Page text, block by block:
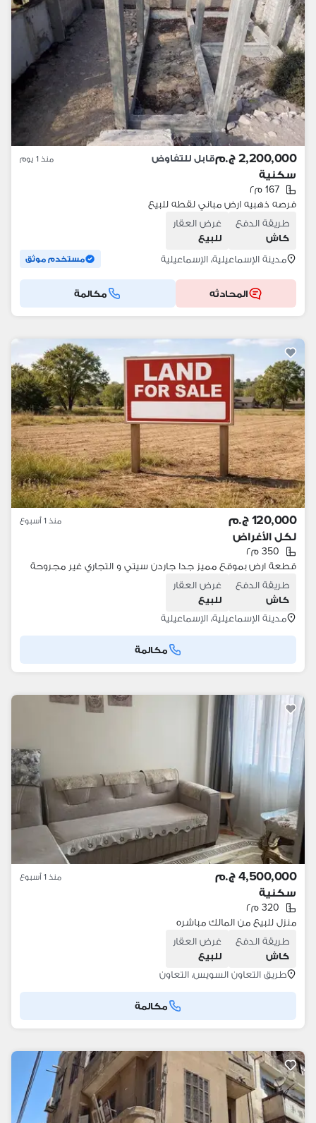
2,200,000 ج.م قابل للتفاوض منذ 1 يوم
سكنية
167 م٢
فرصه ذهبيه ارض مباني لقطه للبيع
طريقة الدفع
كاش
غرض العقار
للبيع
مدينة الإسماعيلية، الإسماعيلية
مستخدم موثق
المحادثه مكالمة
120,000 ج.م منذ 1 أسبوع
لكل الأغراض
350 م٢
قطعة ارض بموقع مميز جدا جاردن سيتي و التجاري غير مجروحة
طريقة الدفع
كاش
غرض العقار
للبيع
مدينة الإسماعيلية، الإسماعيلية
مكالمة
4,500,000 ج.م منذ 1 أسبوع
سكنية
320 م٢
منزل للبيع من المالك مباشره
طريقة الدفع
كاش
غرض العقار
للبيع
طريق التعاون السويس، التعاون
مكالمة